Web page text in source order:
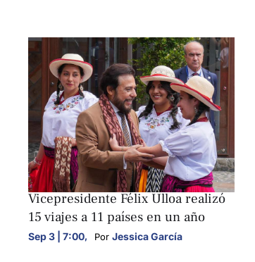
NACIONALES
Vicepresidente Félix Ulloa realizó
15 viajes a 11 países en un año
Sep 3 | 7:00, Por Jessica García